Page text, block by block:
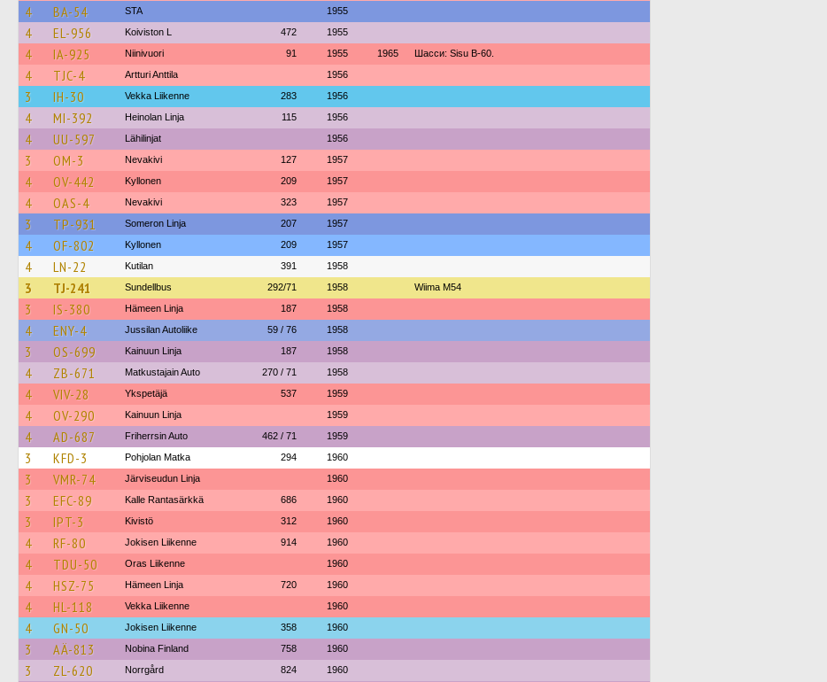
4 BA-54 STA 1955
4 EL-956 Koiviston L 472 1955
4 IA-925 Niinivuori 91 1955 1965 Шасси: Sisu B-60.
4 TJC-4 Artturi Anttila 1956
3 IH-30 Vekka Liikenne 283 1956
4 MI-392 Heinolan Linja 115 1956
4 UU-597 Lähilinjat 1956
3 OM-3 Nevakivi 127 1957
4 OV-442 Kyllonen 209 1957
4 OAS-4 Nevakivi 323 1957
3 TP-931 Someron Linja 207 1957
4 OF-802 Kyllonen 209 1957
4 LN-22 Kutilan 391 1958
3 TJ-241 Sundellbus 292/71 1958 Wiima M54
3 IS-380 Hämeen Linja 187 1958
4 ENY-4 Jussilan Autoliike 59 / 76 1958
3 OS-699 Kainuun Linja 187 1958
4 ZB-671 Matkustajain Auto 270 / 71 1958
4 VIV-28 Ykspetäjä 537 1959
4 OV-290 Kainuun Linja 1959
4 AD-687 Friherrsin Auto 462 / 71 1959
3 KFD-3 Pohjolan Matka 294 1960
3 VMR-74 Järviseudun Linja 1960
3 EFC-89 Kalle Rantasärkkä 686 1960
3 IPT-3 Kivistö 312 1960
4 RF-80 Jokisen Liikenne 914 1960
4 TDU-50 Oras Liikenne 1960
4 HSZ-75 Hämeen Linja 720 1960
4 HL-118 Vekka Liikenne 1960
4 GN-50 Jokisen Liikenne 358 1960
3 AÄ-813 Nobina Finland 758 1960
3 ZL-620 Norrgård 824 1960